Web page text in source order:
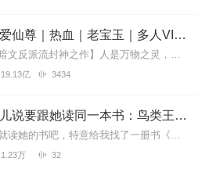
蛊真人｜大爱仙尊｜热血｜老宝玉｜多人VIP免费有声剧
内容简介【黑暗文反派流封神之作】人是万物之灵，蛊是天地真精。一个穿越者不断重生的故事。一个养蛊、炼蛊、用蛊的奇特世界。配音组（男角色）老宝玉旁白...
19.13亿 3434
试读本：女儿说要跟她读同一本书：鸟类王国
孩子说要读书就读她的书吧，特意给我找了一册书《写给儿童的百科全书》，每天让我读给她听，好吧，那我就接受她的任务吧，试着录了【鸟类王国】。
1.23万 32